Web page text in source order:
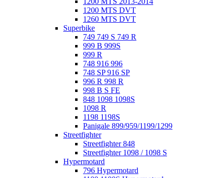
1200 MTS DVT
1260 MTS DVT
Superbike
749 749 S 749 R
999 B 999S
999 R
748 916 996
748 SP 916 SP
996 R 998 R
998 B S FE
848 1098 1098S
1098 R
1198 1198S
Panigale 899/959/1199/1299
Streetfighter
Streetfighter 848
Streetfighter 1098 / 1098 S
Hypermotard
796 Hypermotard